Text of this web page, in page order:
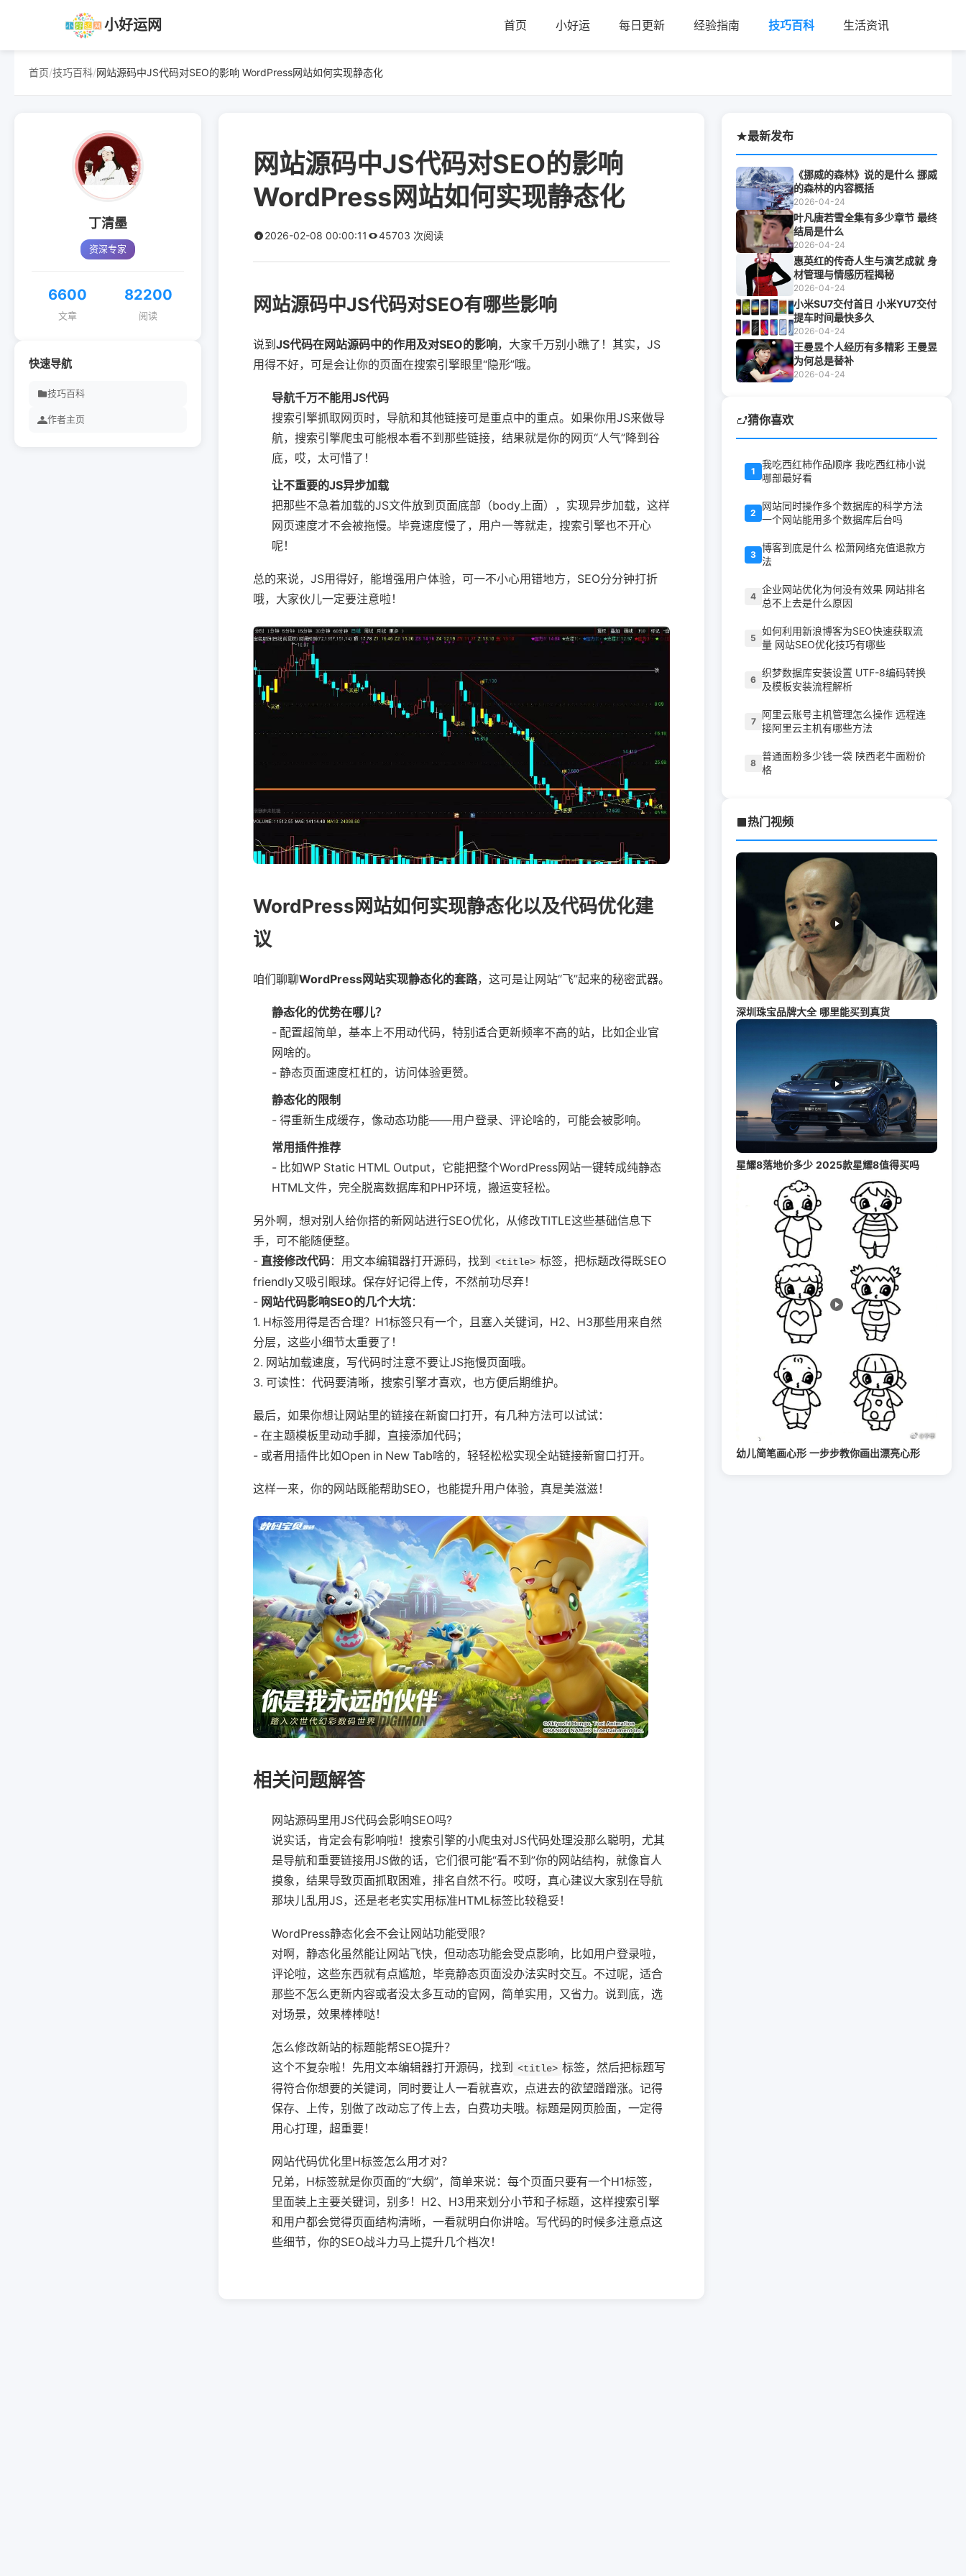
小好运网 首页 小好运 每日更新 经验指南 技巧百科 生活资讯
首页 /技巧百科/ 网站源码中JS代码对SEO的影响 WordPress网站如何实现静态化
丁清墨
资深专家
6600
文章
82200
阅读
快速导航
技巧百科
作者主页
网站源码中JS代码对SEO的影响
WordPress网站如何实现静态化
2026-02-08 00:00:11 45703 次阅读
网站源码中JS代码对SEO有哪些影响
说到 JS代码在网站源码中的作用及对SEO的影响，大家千万别小瞧了！其实，JS
用得不好，可是会让你的页面在搜索引擎眼里“隐形”哦。
导航千万不能用JS代码
搜索引擎抓取网页时，导航和其他链接可是重点中的重点。如果你用JS来做导
航，搜索引擎爬虫可能根本看不到那些链接，结果就是你的网页“人气”降到谷
底，哎，太可惜了！
让不重要的JS异步加载
把那些不急着加载的JS文件放到页面底部（body上面），实现异步加载，这样
网页速度才不会被拖慢。毕竟速度慢了，用户一等就走，搜索引擎也不开心
呢！
总的来说，JS用得好，能增强用户体验，可一不小心用错地方，SEO分分钟打折
哦，大家伙儿一定要注意啦！
WordPress网站如何实现静态化以及代码优化建
议
咱们聊聊WordPress网站实现静态化的套路，这可是让网站“飞”起来的秘密武器。
静态化的优势在哪儿？
- 配置超简单，基本上不用动代码，特别适合更新频率不高的站，比如企业官
网啥的。
- 静态页面速度杠杠的，访问体验更赞。
静态化的限制
- 得重新生成缓存，像动态功能——用户登录、评论啥的，可能会被影响。
常用插件推荐
- 比如WP Static HTML Output，它能把整个WordPress网站一键转成纯静态
HTML文件，完全脱离数据库和PHP环境，搬运变轻松。
另外啊，想对别人给你搭的新网站进行SEO优化，从修改TITLE这些基础信息下
手，可不能随便整。
- 直接修改代码：用文本编辑器打开源码，找到 <title> 标签，把标题改得既SEO
friendly又吸引眼球。保存好记得上传，不然前功尽弃！
- 网站代码影响SEO的几个大坑：
1. H标签用得是否合理？H1标签只有一个，且塞入关键词，H2、H3那些用来自然
分层，这些小细节太重要了！
2. 网站加载速度，写代码时注意不要让JS拖慢页面哦。
3. 可读性：代码要清晰，搜索引擎才喜欢，也方便后期维护。
最后，如果你想让网站里的链接在新窗口打开，有几种方法可以试试：
- 在主题模板里动动手脚，直接添加代码；
- 或者用插件比如Open in New Tab啥的，轻轻松松实现全站链接新窗口打开。
这样一来，你的网站既能帮助SEO，也能提升用户体验，真是美滋滋！
相关问题解答
网站源码里用JS代码会影响SEO吗?
说实话，肯定会有影响啦！搜索引擎的小爬虫对JS代码处理没那么聪明，尤其
是导航和重要链接用JS做的话，它们很可能“看不到”你的网站结构，就像盲人
摸象，结果导致页面抓取困难，排名自然不行。哎呀，真心建议大家别在导航
那块儿乱用JS，还是老老实实用标准HTML标签比较稳妥！
WordPress静态化会不会让网站功能受限?
对啊，静态化虽然能让网站飞快，但动态功能会受点影响，比如用户登录啦，
评论啦，这些东西就有点尴尬，毕竟静态页面没办法实时交互。不过呢，适合
那些不怎么更新内容或者没太多互动的官网，简单实用，又省力。说到底，选
对场景，效果棒棒哒！
怎么修改新站的标题能帮SEO提升？
这个不复杂啦！先用文本编辑器打开源码，找到
<title> 标签，然后把标题写
得符合你想要的关键词，同时要让人一看就喜欢，点进去的欲望蹭蹭涨。记得
保存、上传，别做了改动忘了传上去，白费功夫哦。标题是网页脸面，一定得
用心打理，超重要！
网站代码优化里H标签怎么用才对？
兄弟，H标签就是你页面的“大纲”，简单来说：每个页面只要有一个H1标签，
里面装上主要关键词，别多！H2、H3用来划分小节和子标题，这样搜索引擎
和用户都会觉得页面结构清晰，一看就明白你讲啥。写代码的时候多注意点这
些细节，你的SEO战斗力马上提升几个档次！
最新发布
《挪威的森林》说的是什么 挪威
的森林的内容概括
2026-04-24
叶凡唐若雪全集有多少章节 最终
结局是什么
2026-04-24
惠英红的传奇人生与演艺成就 身
材管理与情感历程揭秘
2026-04-24
小米SU7交付首日 小米YU7交付
提车时间最快多久
2026-04-24
王曼昱个人经历有多精彩 王曼昱
为何总是替补
2026-04-24
猜你喜欢
1
我吃西红柿作品顺序 我吃西红柿小说
哪部最好看
2
网站同时操作多个数据库的科学方法
一个网站能用多个数据库后台吗
3
博客到底是什么 松萧网络充值退款方
法
4
企业网站优化为何没有效果 网站排名
总不上去是什么原因
5
如何利用新浪博客为SEO快速获取流
量 网站SEO优化技巧有哪些
6
织梦数据库安装设置 UTF-8编码转换
及模板安装流程解析
7
阿里云账号主机管理怎么操作 远程连
接阿里云主机有哪些方法
8
普通面粉多少钱一袋 陕西老牛面粉价
格
热门视频
深圳珠宝品牌大全 哪里能买到真货
星耀8落地价多少 2025款星耀8值得买吗
幼儿简笔画心形 一步步教你画出漂亮心形